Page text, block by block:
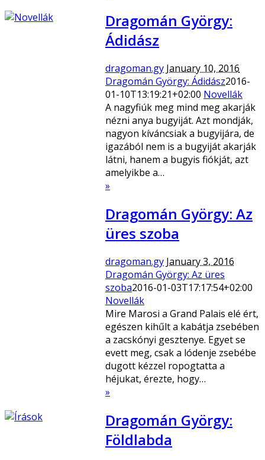
Dragomán György:
Ádidász
dragoman.gy January 10, 2016
Dragomán György: Ádidász2016-
01-10T13:19:21+02:00 Novellák
A nagyfiúk meg mind meg akarják
nézni anya bugyiját. Azt mondják,
nagyon kíváncsiak a bugyijára, de
igazából nem is a bugyiját akarják
látni, hanem a bugyis fiókját, azt
amelyikbe a…
»
Dragomán György: Az
üres szoba
dragoman.gy January 3, 2016
Dragomán György: Az üres
szoba2016-01-03T17:17:54+02:00
Novellák
Mire Marosi a Grand Palais elé ért,
egészen kihűlt a kabátja zsebében
a zacskónyi gesztenye. Egyet se
evett meg, csak a lódenje zsebébe
dugott kézzel ropogtatta a
héjukat, érezte, hogy…
»
Dragomán György:
Földlabda